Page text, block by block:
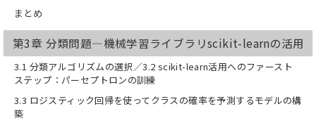
まとめ
第3章 分類問題―機械学習ライブラリscikit-learnの活用
3.1 分類アルゴリズムの選択／3.2 scikit-learn活用へのファースト
ステップ：パーセプトロンの訓練
3.3 ロジスティック回帰を使ってクラスの確率を予測するモデルの構
築